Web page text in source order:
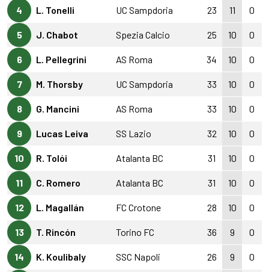
4 L. Tonelli UC Sampdoria 23 11 0
5 J. Chabot Spezia Calcio 25 10 0
6 L. Pellegrini AS Roma 34 10 0
7 M. Thorsby UC Sampdoria 33 10 0
8 G. Mancini AS Roma 33 10 0
9 Lucas Leiva SS Lazio 32 10 0
10 R. Tolói Atalanta BC 31 10 0
11 C. Romero Atalanta BC 31 10 0
12 L. Magallán FC Crotone 28 10 0
13 T. Rincón Torino FC 36 9 0
14 K. Koulibaly SSC Napoli 26 9 0